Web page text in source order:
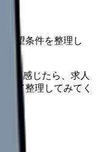
希望条件を整理し
そう感じたら、求人
けて整理してみてく